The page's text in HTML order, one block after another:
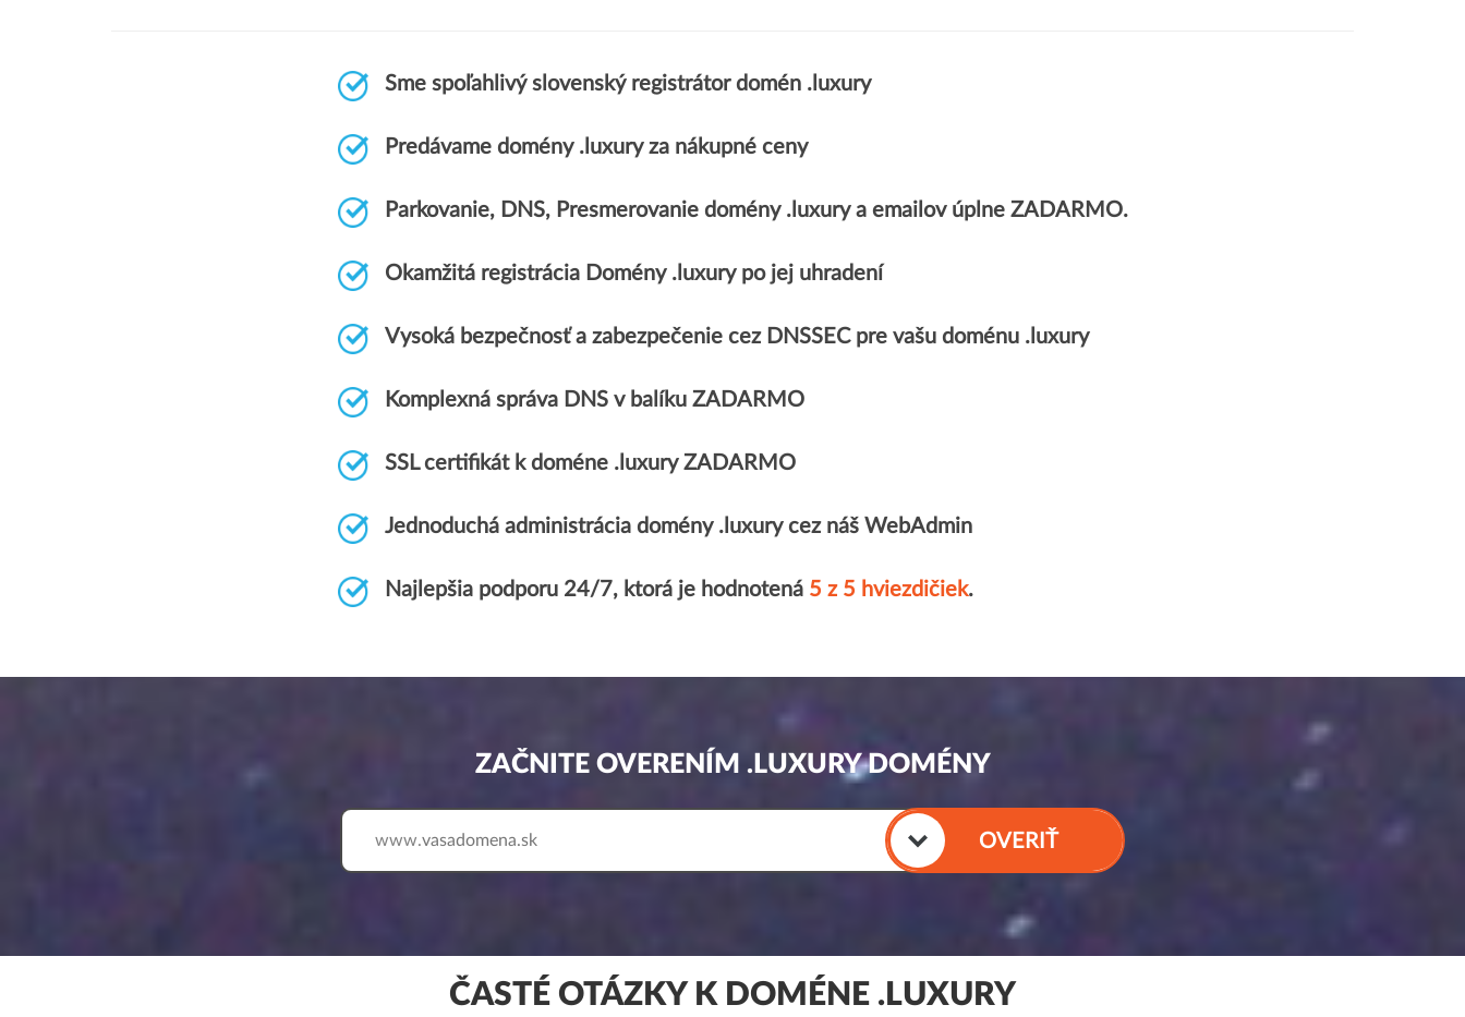
Sme spoľahlivý slovenský registrátor domén .luxury
Predávame domény .luxury za nákupné ceny
Parkovanie, DNS, Presmerovanie domény .luxury a emailov úplne ZADARMO.
Okamžitá registrácia Domény .luxury po jej uhradení
Vysoká bezpečnosť a zabezpečenie cez DNSSEC pre vašu doménu .luxury
Komplexná správa DNS v balíku ZADARMO
SSL certifikát k doméne .luxury ZADARMO
Jednoduchá administrácia domény .luxury cez náš WebAdmin
Najlepšia podporu 24/7, ktorá je hodnotená 5 z 5 hviezdičiek.
ZAČNITE OVERENÍM .LUXURY DOMÉNY
OVERIŤ
www.
ČASTÉ OTÁZKY K DOMÉNE .LUXURY